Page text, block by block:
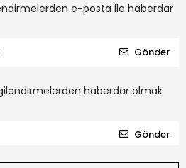
e-posta ile haberdar
Gönder
haberdar olmak
Gönder